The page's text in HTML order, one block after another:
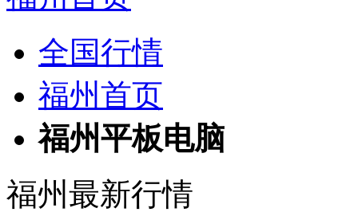
全国行情
福州首页
福州平板电脑
福州最新行情